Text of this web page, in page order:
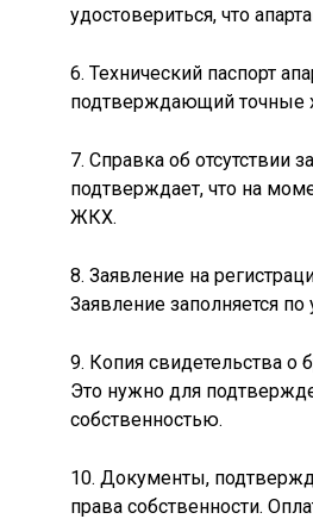
удостовериться, что
6. Технический паспорт
подтверждающий точные
7. Справка об
подтверждает, что на
ЖКХ.
8. Заявление на
Заявление заполняется
9. Копия свидетельства о
Это нужно для
собственностью.
10. Документы,
права собственности.